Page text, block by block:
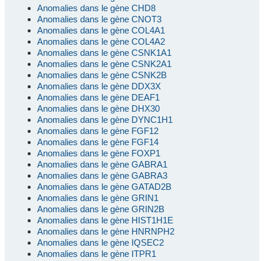
Anomalies dans le gène CHD8
Anomalies dans le gène CNOT3
Anomalies dans le gène COL4A1
Anomalies dans le gène COL4A2
Anomalies dans le gène CSNK1A1
Anomalies dans le gène CSNK2A1
Anomalies dans le gène CSNK2B
Anomalies dans le gène DDX3X
Anomalies dans le gène DEAF1
Anomalies dans le gène DHX30
Anomalies dans le gène DYNC1H1
Anomalies dans le gène FGF12
Anomalies dans le gène FGF14
Anomalies dans le gène FOXP1
Anomalies dans le gène GABRA1
Anomalies dans le gène GABRA3
Anomalies dans le gène GATAD2B
Anomalies dans le gène GRIN1
Anomalies dans le gène GRIN2B
Anomalies dans le gène HIST1H1E
Anomalies dans le gène HNRNPH2
Anomalies dans le gène IQSEC2
Anomalies dans le gène ITPR1